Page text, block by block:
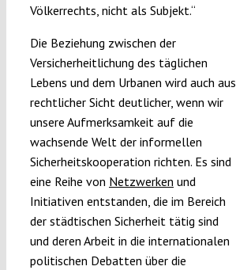
Völkerrechts, nicht als Subjekt.“
Die Beziehung zwischen der
Versicherheitlichung des täglichen
Lebens und dem Urbanen wird auch aus
rechtlicher Sicht deutlicher, wenn wir
unsere Aufmerksamkeit auf die
wachsende Welt der informellen
Sicherheitskooperation richten. Es sind
eine Reihe von Netzwerken und
Initiativen entstanden, die im Bereich
der städtischen Sicherheit tätig sind
und deren Arbeit in die internationalen
politischen Debatten über die